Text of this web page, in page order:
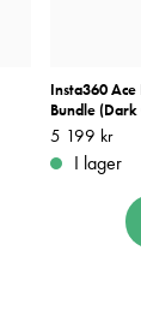
Insta360
Bundle
Pris:5 199 kr
5 199 kr
I lager